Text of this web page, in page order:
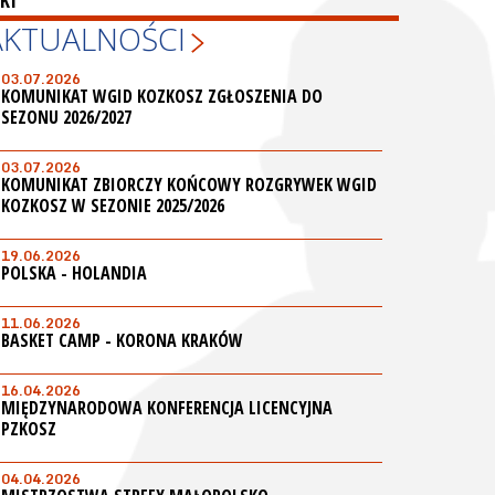
03.07.2026
KOMUNIKAT WGID KOZKOSZ ZGŁOSZENIA DO
SEZONU 2026/2027
03.07.2026
KOMUNIKAT ZBIORCZY KOŃCOWY ROZGRYWEK WGID
KOZKOSZ W SEZONIE 2025/2026
19.06.2026
POLSKA - HOLANDIA
11.06.2026
BASKET CAMP - KORONA KRAKÓW
16.04.2026
MIĘDZYNARODOWA KONFERENCJA LICENCYJNA
PZKOSZ
04.04.2026